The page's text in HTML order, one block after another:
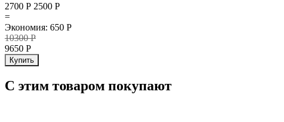
2700 Р 2500 Р
=
Экономия: 650 Р
10300Р
9650 Р
Купить
С этим товаром покупают